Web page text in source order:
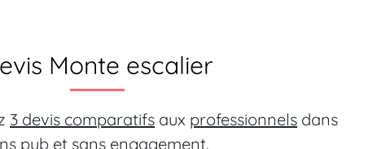
Monte escalier
3 devis comparatifs aux professionnels dans
pub et sans engagement.